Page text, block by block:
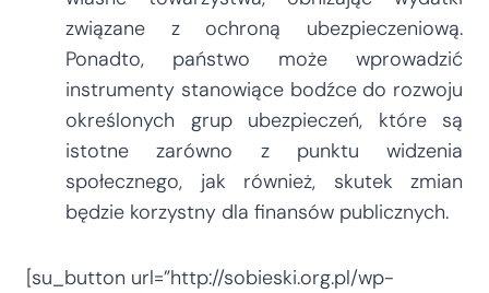
związane z ochroną ubezpieczeniową.
Ponadto, państwo może wprowadzić
instrumenty stanowiące bodźce do rozwoju
określonych grup ubezpieczeń, które są
istotne zarówno z punktu widzenia
społecznego, jak również, skutek zmian
będzie korzystny dla finansów publicznych.
[su_button url=”http://sobieski.org.pl/wp-